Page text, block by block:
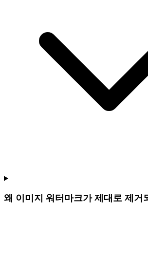
왜 이미지 워터마크가 제대로 제거